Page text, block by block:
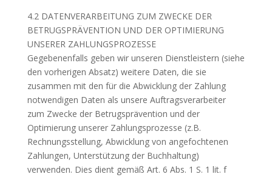
4.2 DATENVERARBEITUNG ZUM ZWECKE DER
BETRUGSPRÄVENTION UND DER OPTIMIERUNG
UNSERER ZAHLUNGSPROZESSE
Gegebenenfalls geben wir unseren Dienstleistern (siehe
den vorherigen Absatz) weitere Daten, die sie
zusammen mit den für die Abwicklung der Zahlung
notwendigen Daten als unsere Auftragsverarbeiter
zum Zwecke der Betrugsprävention und der
Optimierung unserer Zahlungsprozesse (z.B.
Rechnungsstellung, Abwicklung von angefochtenen
Zahlungen, Unterstützung der Buchhaltung)
verwenden. Dies dient gemäß Art. 6 Abs. 1 S. 1 lit. f